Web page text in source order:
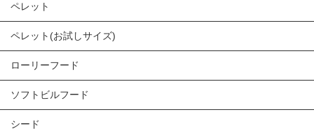
ペレット
ペレット(お試しサイズ)
ローリーフード
ソフトビルフード
シード